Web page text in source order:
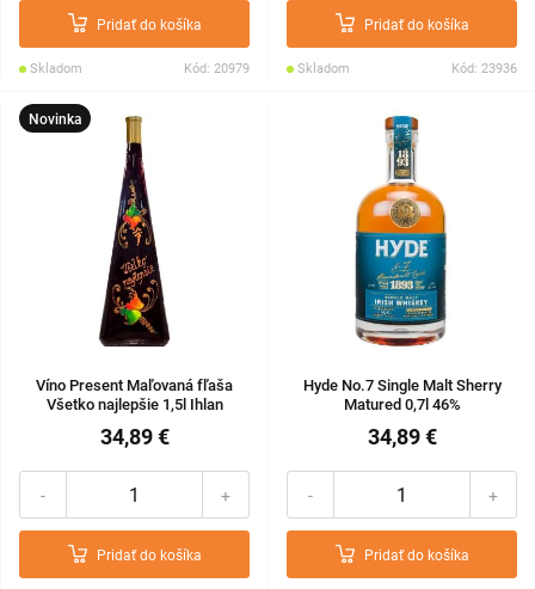
Pridať do košíka
Skladom Kód: 20979
Pridať do košíka
Skladom Kód: 23936
Novinka
Víno Present Maľovaná fľaša
Všetko najlepšie 1,5l Ihlan
34,89 €
- +
Pridať do košíka
Hyde No.7 Single Malt Sherry
Matured 0,7l 46%
34,89 €
- +
Pridať do košíka